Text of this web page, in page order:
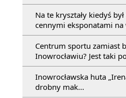
Na te kryształy kiedyś był
cennymi eksponatami na
Centrum sportu zamiast
Inowrocławiu? Jest taki
Inowrocławska huta
drobny mak...